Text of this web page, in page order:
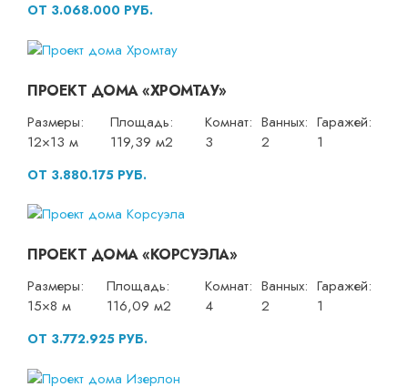
ОТ 3.068.000 РУБ.
ПРОЕКТ ДОМА «ХРОМТАУ»
Размеры:
12×13 м
Площадь:
119,39 м2
Комнат:
3
Ванных:
2
Гаражей:
1
ОТ 3.880.175 РУБ.
ПРОЕКТ ДОМА «КОРСУЭЛА»
Размеры:
15×8 м
Площадь:
116,09 м2
Комнат:
4
Ванных:
2
Гаражей:
1
ОТ 3.772.925 РУБ.